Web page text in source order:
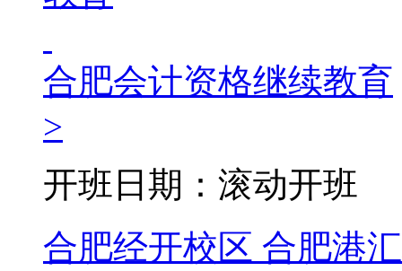
合肥会计资格继续教育
>
开班日期：滚动开班
合肥经开校区 合肥港